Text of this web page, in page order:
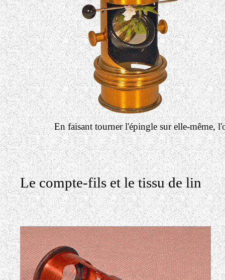
En faisant tourner l'épingle sur elle-même,
Le compte-fils et le tissu de lin